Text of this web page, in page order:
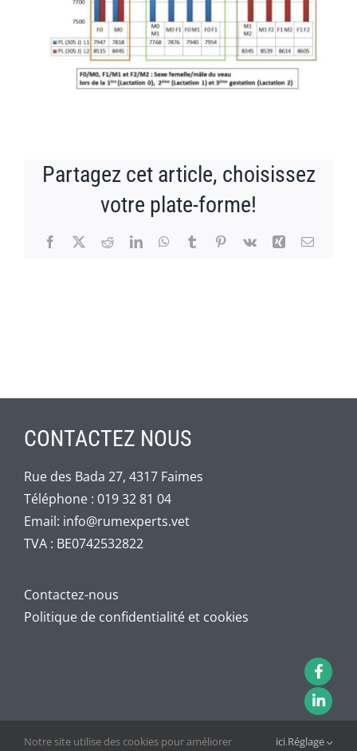
Partagez cet article, choisissez
votre plate-forme!
Facebook
X RedditLinkedInWhatsApp
TumblrPinterest
Vk Xing Email
CONTACTEZ NOUS
Rue des Bada 27, 4317 Faimes
Téléphone : 019 32 81 04
Email: info@rumexperts.vet
TVA : BE0742532822
Contactez-nous
Politique de confidentialité et cookies
Notre site utilise des cookies pour améliorer ici.Réglage